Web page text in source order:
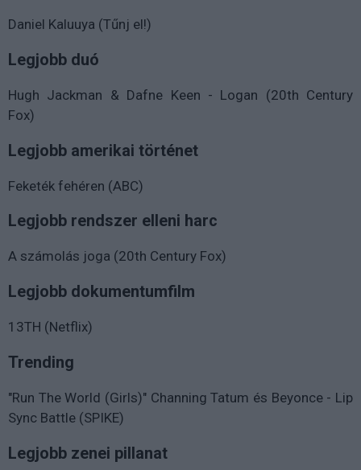
Daniel Kaluuya (Tűnj el!)
Legjobb duó
Hugh Jackman & Dafne Keen - Logan (20th Century
Fox)
Legjobb amerikai történet
Feketék fehéren (ABC)
Legjobb rendszer elleni harc
A számolás joga (20th Century Fox)
Legjobb dokumentumfilm
13TH (Netflix)
Trending
"Run The World (Girls)" Channing Tatum és Beyonce - Lip
Sync Battle (SPIKE)
Legjobb zenei pillanat